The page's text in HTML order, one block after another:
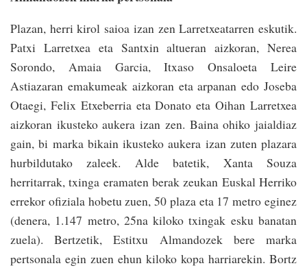
Plazan, herri kirol saioa izan zen Larretxeatarren eskutik.
Patxi Larretxea eta Santxin altueran aizkoran, Nerea
Sorondo, Amaia Garcia, Itxaso Onsaloeta Leire
Astiazaran emakumeak aizkoran eta arpanan edo Joseba
Otaegi, Felix Etxeberria eta Donato eta Oihan Larretxea
aizkoran ikusteko aukera izan zen. Baina ohiko jaialdiaz
gain, bi marka bikain ikusteko aukera izan zuten plazara
hurbildutako zaleek. Alde batetik, Xanta Souza
herritarrak, txinga eramaten berak zeukan Euskal Herriko
errekor ofiziala hobetu zuen, 50 plaza eta 17 metro eginez
(denera, 1.147 metro, 25na kiloko txingak esku banatan
zuela). Bertzetik, Estitxu Almandozek bere marka
pertsonala egin zuen ehun kiloko kopa harriarekin. Bortz